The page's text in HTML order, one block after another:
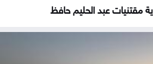
مقتنيات عبد الحليم حافظ